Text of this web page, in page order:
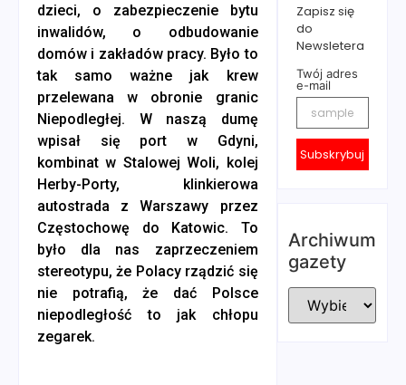
dzieci, o zabezpieczenie bytu
inwalidów, o odbudowanie
domów i zakładów pracy. Było to
tak samo ważne jak krew
przelewana w obronie granic
Niepodległej. W naszą dumę
wpisał się port w Gdyni,
kombinat w Stalowej Woli, kolej
Herby-Porty, klinkierowa
autostrada z Warszawy przez
Częstochowę do Katowic. To
było dla nas zaprzeczeniem
stereotypu, że Polacy rządzić się
nie potrafią, że dać Polsce
niepodległość to jak chłopu
zegarek.
Zapisz się
do
Newsletera
Twój adres
e-mail
Subskrybuj
Archiwum
gazety